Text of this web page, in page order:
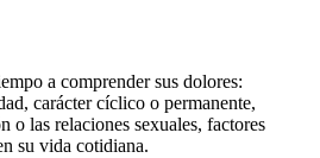
a comprender sus dolores:
carácter cíclico o permanente,
o las relaciones sexuales, factores
su vida cotidiana.